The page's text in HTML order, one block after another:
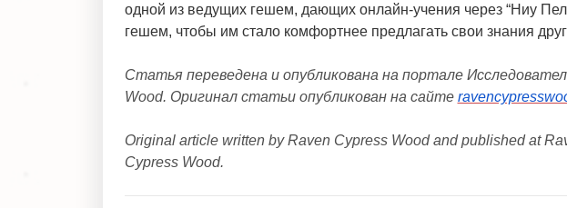
одной из ведущих гешем, дающих онлайн-учения через “Ниу
гешем, чтобы им стало комфортнее предлагать свои знания
Статья переведена и опубликована на портале
Wood. Оригинал статьи опубликован на сайте
Original article written by Raven Cypress Wood and published at
Cypress Wood.